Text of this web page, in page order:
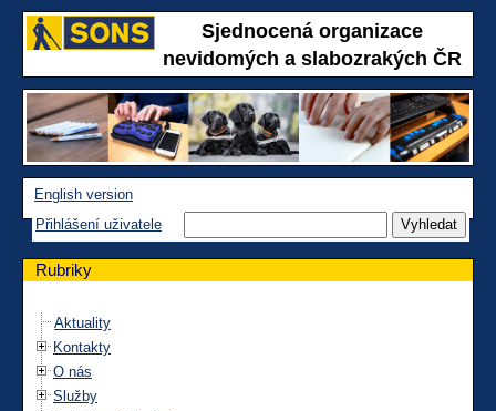
Sjednocená organizace
nevidomých a slabozrakých ČR
English version
Přihlášení uživatele
Rubriky
Aktuality
Kontakty
O nás
Služby